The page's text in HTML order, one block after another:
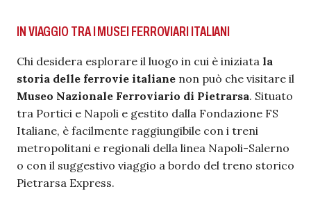
IN VIAGGIO TRA I MUSEI FERROVIARI ITALIANI
Chi desidera esplorare il luogo in cui è iniziata la
storia delle ferrovie italiane non può che visitare il
Museo Nazionale Ferroviario di Pietrarsa. Situato
tra Portici e Napoli e gestito dalla Fondazione FS
Italiane, è facilmente raggiungibile con i treni
metropolitani e regionali della linea Napoli-Salerno
o con il suggestivo viaggio a bordo del treno storico
Pietrarsa Express.